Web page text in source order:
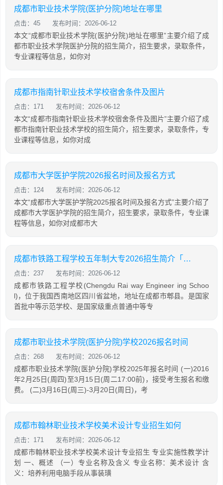
成都市职业技术学院(医护分院)地址在哪里
点击：45 发布时间：2026-06-12
本文“成都市职业技术学院(医护分院)地址在哪里”主要介绍了成
都市职业技术学院医护分院的招生简介，招生要求，录取条件，
专业课程等信息，如你对
成都市指南针职业技术学校宿舍条件及图片
点击：171 发布时间：2026-06-12
本文“成都市指南针职业技术学校宿舍条件及图片”主要介绍了成
都市指南针职业技术学校的招生简介，招生要求，录取条件，专
业课程等信息，如你对成
成都市大学医护学院2026报名时间及报名方式
点击：124 发布时间：2026-06-12
本文“成都市大学医护学院2025报名时间及报名方式”主要介绍了
成都市大学医护学院的招生简介，招生要求，录取条件，专业课
程等信息，如你对成都市大
成都市铁路工程学校五年制大专2026招生简介「2026年更新」
点击：237 发布时间：2026-06-12
成都市铁路工程学校(Chengdu Rai way Engineer ing Schoo
l)，位于我国西南地区四川省盆地，地址在成都市郫县。是国家
首批中等示范学校、是国家级重点普通中等专
成都市职业技术学院(医护分院)学校2026报名时间
点击：268 发布时间：2026-06-12
成都市职业技术学院(医护分院)学校2025年报名时间 (一)2016
年2月25日(周四)至3月15日(周二17:00前)，接受考生报名和缴
费。 (二)3月16日(周三)-3月20日(周日)，考
成都市翰林职业技术学校美术设计专业招生如何
点击：171 发布时间：2026-06-12
成都市翰林职业技术学校美术设计专业招生 专业实施性教学计
划 一、概述 （一）专业名称及含义 专业名称：美术设计 含
义：培养利用电脑手段从事装璜